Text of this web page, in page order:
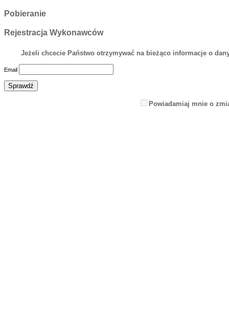
Pobieranie
Rejestracja Wykonawców
Jeżeli chcecie Państwo otrzymywać na bieżąco informacje o
Email
Powiadamiaj mnie o